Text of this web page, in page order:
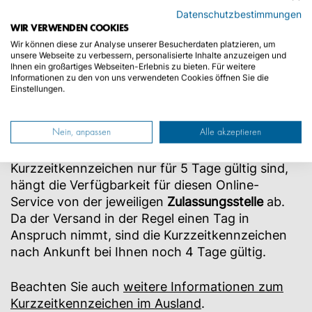
Kurzzeitkennzeichen online bei Kroschke
Bei uns haben Sie die Möglichkeit Ihre
Kurzzeitkennzeichen digital zu beantragen.
Dabei nutzen Sie unserenOnline-Konfigurator
und erstellen dadurch den Auftrag für die
Versicherung bzw. eVB Nummer für die
Kennzeichen besitzen, können wir diese
Kurzzeitkennzeichen nur für 5 Tage gültig sind,
hängt die Verfügbarkeit für diesen Online-
Service von der jeweiligen Zulassungsstelleab.
Da der Versand in der Regel einen Tag in
Anspruch nimmt, sind die Kurzzeitkennzeichen
nach Ankunft bei Ihnen noch 4 Tage gültig.
Beachten Sie auch weitere Informationen zum
Kurzzeitkennzeichen im Ausland.
Datenschutzbestimmungen
WIR VERWENDEN COOKIES
Wir können diese zur Analyse unserer Besucherdaten platzieren, um
unsere Webseite zu verbessern, personalisierte Inhalte anzuzeigen und
Ihnen ein großartiges Webseiten-Erlebnis zu bieten. Für weitere
Informationen zu den von uns verwendeten Cookies öffnen Sie die
Einstellungen.
Nein, anpassen Alle akzeptieren